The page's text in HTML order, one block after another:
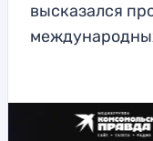
высказался